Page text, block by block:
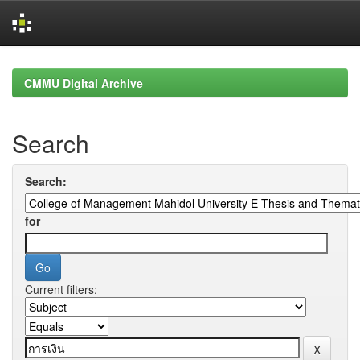
navigationCMMU Digital Archive
Search
Search:
for
Current filters: